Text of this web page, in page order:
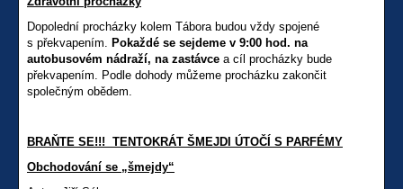
Dopolední procházky kolem Tábora budou vždy spojené
s překvapením. Pokaždé se sejdeme v 9:00 hod. na
autobusovém nádraží, na zastávce a cíl procházky bude
překvapením. Podle dohody můžeme procházku zakončit
společným obědem.
BRAŇTE SE!!! TENTOKRÁT ŠMEJDI ÚTOČÍ S PARFÉMY
Obchodování se „šmejdy“